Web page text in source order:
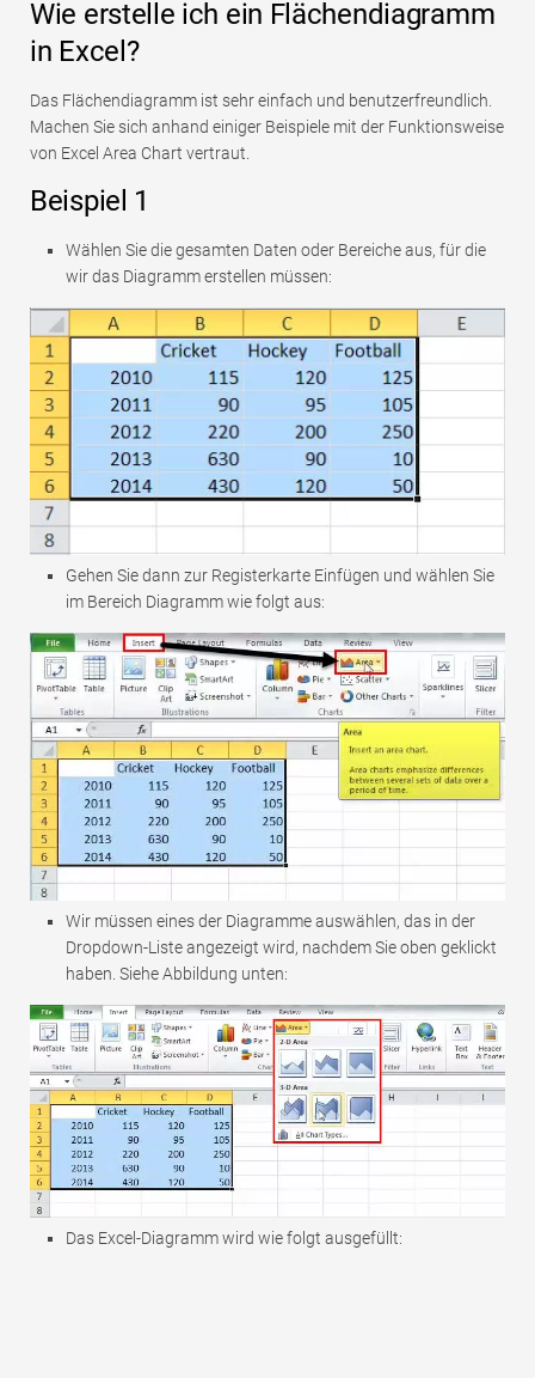
Wie erstelle ich ein Flächendiagramm
in Excel?
Das Flächendiagramm ist sehr einfach und benutzerfreundlich.
Machen Sie sich anhand einiger Beispiele mit der Funktionsweise
von Excel Area Chart vertraut.
Beispiel 1
Wählen Sie die gesamten Daten oder Bereiche aus, für die
wir das Diagramm erstellen müssen:
Gehen Sie dann zur Registerkarte Einfügen und wählen Sie
im Bereich Diagramm wie folgt aus:
Wir müssen eines der Diagramme auswählen, das in der
Dropdown-Liste angezeigt wird, nachdem Sie oben geklickt
haben. Siehe Abbildung unten:
Das Excel-Diagramm wird wie folgt ausgefüllt: